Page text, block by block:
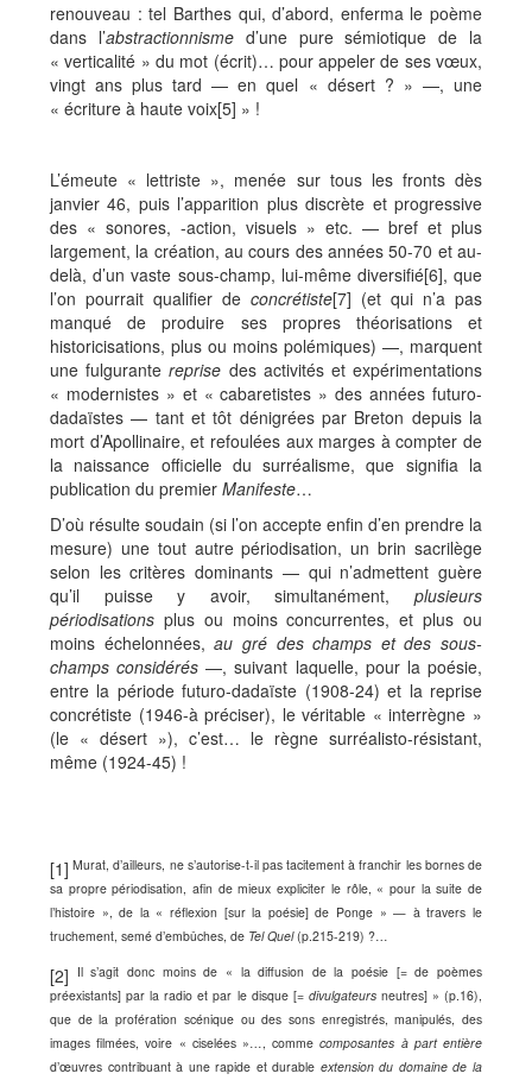
renouveau : tel Barthes qui, d’abord, enferma le poème
dans l’abstractionnismed’une pure sémiotique de la
« verticalité » du mot (écrit)… pour appeler de ses vœux,
vingt ans plus tard — en quel « désert ? » —, une
« écriture à haute voix[5] » !
L’émeute « lettriste », menée sur tous les fronts dès
janvier 46, puis l’apparition plus discrète et progressive
des « sonores, -action, visuels » etc. — bref et plus
largement, la création, au cours des années 50-70 et au-
delà, d’un vaste sous-champ, lui-même diversifié[6], que
l’on pourrait qualifier de concrétiste[7] (et qui n’a pas
manqué de produire ses propres théorisations et
historicisations, plus ou moins polémiques) —, marquent
une fulgurantereprise des activités et expérimentations
« modernistes » et « cabaretistes » des années futuro-
dadaïstes — tant et tôt dénigrées par Breton depuis la
mort d’Apollinaire, et refoulées aux marges à compter de
la naissance officielle du surréalisme, que signifia la
publication du premier Manifeste…
D’où résulte soudain (si l’on accepte enfin d’en prendre la
mesure) une tout autre périodisation, un brin sacrilège
selon les critères dominants — qui n’admettent guère
qu’il puisse y avoir, simultanément, plusieurs
périodisations plus ou moins concurrentes, et plus ou
moins échelonnées,au gré des champs et des sous-
champs considérés —, suivant laquelle, pour la poésie,
entre la période futuro-dadaïste (1908-24) et la reprise
concrétiste (1946-à préciser), le véritable « interrègne »
(le « désert »), c’est… le règne surréalisto-résistant,
même (1924-45) !
[1] Murat, d’ailleurs, ne s’autorise-t-il pas tacitement à franchir les bornes de
sa propre périodisation, afin de mieux expliciter le rôle, « pour la suite de
l’histoire », de la « réflexion [sur la poésie] de Ponge » — à travers le
truchement, semé d’embûches, de Tel Quel (p.215-219) ?…
[2] Il s’agit donc moins de « la diffusion de la poésie [= de poèmes
préexistants] par la radio et par le disque [= divulgateursneutres] » (p.16),
que de la profération scénique ou des sons enregistrés, manipulés, des
images filmées, voire « ciselées »…, commecomposantes à part entière
d’œuvres contribuant à une rapide et durable extension du domaine de la